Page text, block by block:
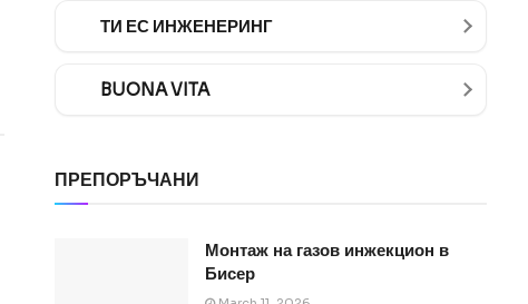
ТИ ЕС ИНЖЕНЕРИНГ
BUONA VITA
ПРЕПОРЪЧАНИ
Монтаж на газов инжекцион в
Бисер